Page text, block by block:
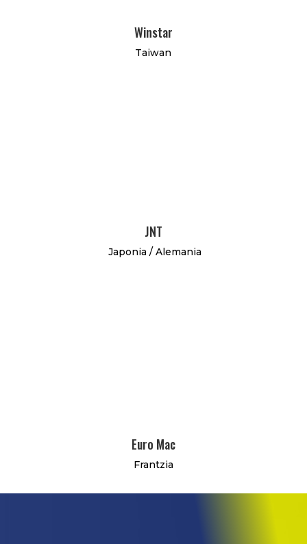
Winstar
Taiwan
JNT
Japonia / Alemania
Euro Mac
Frantzia